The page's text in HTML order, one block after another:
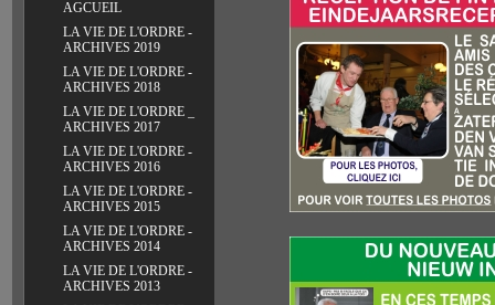
AGCUEIL
LA VIE DE L'ORDRE -
ARCHIVES 2019
LA VIE DE L'ORDRE -
ARCHIVES 2018
LA VIE DE L'ORDRE _
ARCHIVES 2017
LA VIE DE L'ORDRE -
ARCHIVES 2016
LA VIE DE L'ORDRE -
ARCHIVES 2015
LA VIE DE L'ORDRE -
ARCHIVES 2014
LA VIE DE L'ORDRE -
ARCHIVES 2013
ARCHIVES